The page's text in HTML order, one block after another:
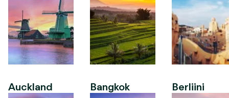
Auckland Bangkok Berliini